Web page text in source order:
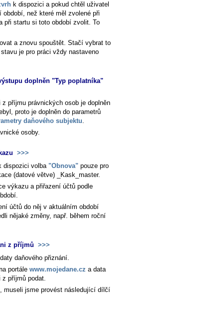
k dispozici a pokud chtěl uživatel
než které měl zvolené při
při startu si toto období zvolit. To
a znovu spouštět. Stačí vybrat to
je pro práci vždy nastaveno
doplněn "Typ poplatníka"
příjmu právnických osob je doplněn
proto je doplněn do parametrů
daňového subjektu.
osoby.
>>>
dispozici volba "Obnova" pouze pro
(datové větve) _Kask_master.
výkazu a přiřazení účtů podle
účtů do něj v aktuálním období
nějaké změny, např. během roční
z příjmů
>>>
daňového přiznání.
portále www.mojedane.cz a data
příjmů podat.
museli jsme provést následující dílčí